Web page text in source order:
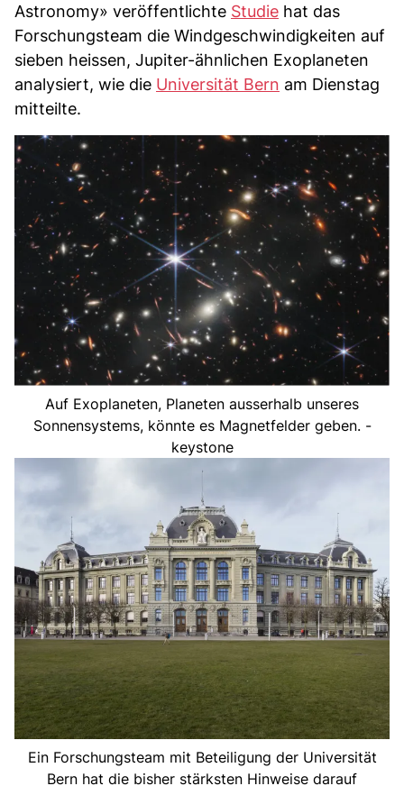
Astronomy» veröffentlichte Studie hat das
Forschungsteam die Windgeschwindigkeiten auf
sieben heissen, Jupiter-ähnlichen Exoplaneten
analysiert, wie die Universität Bern am Dienstag
mitteilte.
Auf Exoplaneten, Planeten ausserhalb unseres
Sonnensystems, könnte es Magnetfelder geben. -
keystone
Ein Forschungsteam mit Beteiligung der Universität
Bern hat die bisher stärksten Hinweise darauf